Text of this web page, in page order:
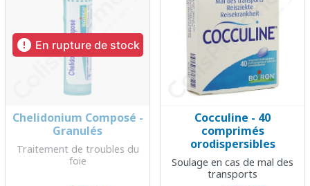
 En rupture de stock
Chelidonium Composé -
Granulés
Traitement de troubles du
foie
Cocculine - 40
comprimés
orodispersibles
Soulage en cas de mal des
transports